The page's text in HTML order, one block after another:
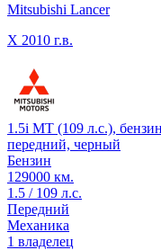
Mitsubishi Lancer
X 2010 г.в.
1.5i MT (109 л.с.),
передний, черный
Бензин
129000 км.
1.5 / 109 л.с.
Передний
Механика
1 владелец